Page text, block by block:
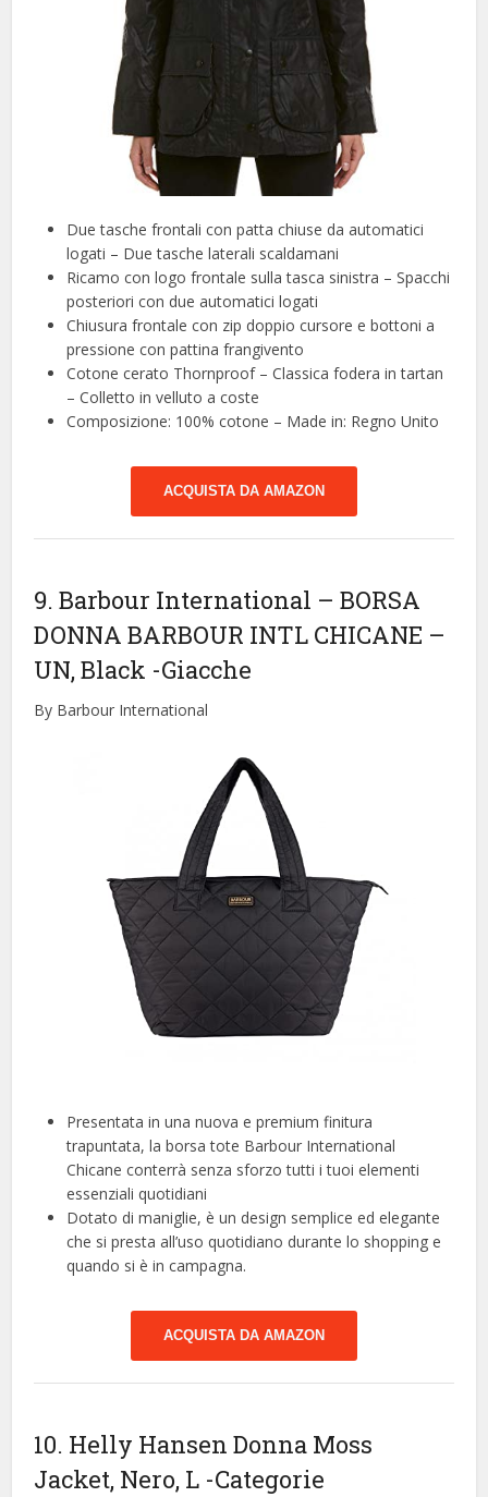
Due tasche frontali con patta chiuse da automatici
logati – Due tasche laterali scaldamani
Ricamo con logo frontale sulla tasca sinistra – Spacchi
posteriori con due automatici logati
Chiusura frontale con zip doppio cursore e bottoni a
pressione con pattina frangivento
Cotone cerato Thornproof – Classica fodera in tartan
– Colletto in velluto a coste
Composizione: 100% cotone – Made in: Regno Unito
ACQUISTA DA AMAZON
9. Barbour International – BORSA
DONNA BARBOUR INTL CHICANE –
UN, Black -Giacche
By Barbour International
Presentata in una nuova e premium finitura
trapuntata, la borsa tote Barbour International
Chicane conterrà senza sforzo tutti i tuoi elementi
essenziali quotidiani
Dotato di maniglie, è un design semplice ed elegante
che si presta all’uso quotidiano durante lo shopping e
quando si è in campagna.
ACQUISTA DA AMAZON
10. Helly Hansen Donna Moss
Jacket, Nero, L -Categorie